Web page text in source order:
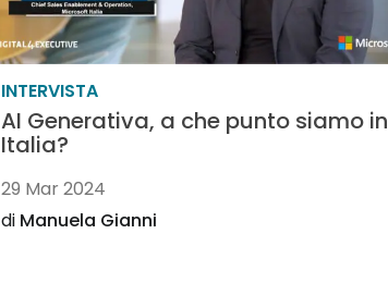
INTERVISTA
AI Generativa, a che punto siamo in
Italia?
29 Mar 2024
di Manuela Gianni